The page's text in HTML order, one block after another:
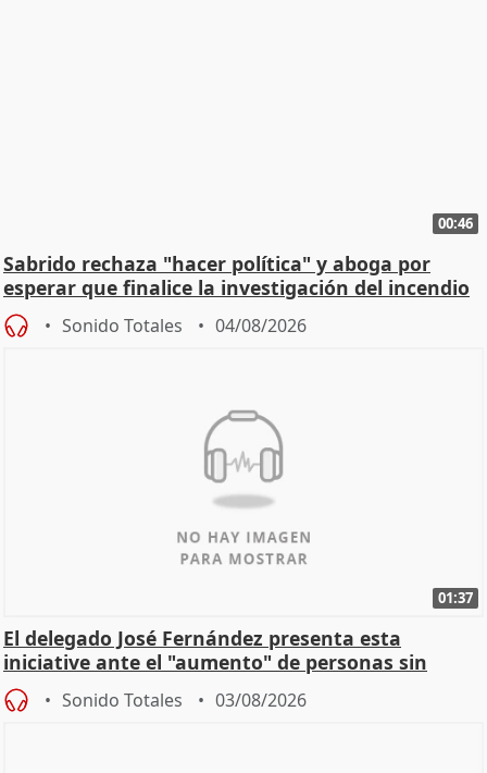
00:46
Sabrido rechaza "hacer política" y aboga por
esperar que finalice la investigación del incendio
Sonido Totales 04/08/2026
01:37
El delegado José Fernández presenta esta
iniciative ante el "aumento" de personas sin
hogar en Madri
Sonido Totales 03/08/2026